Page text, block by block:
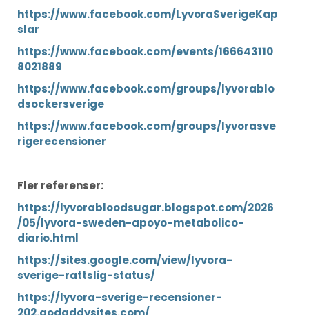
https://www.facebook.com/LyvoraSverigeKap
slar
https://www.facebook.com/events/166643110
8021889
https://www.facebook.com/groups/lyvorablo
dsockersverige
https://www.facebook.com/groups/lyvorasve
rigerecensioner
Fler referenser:
https://lyvorabloodsugar.blogspot.com/2026
/05/lyvora-sweden-apoyo-metabolico-
diario.html
https://sites.google.com/view/lyvora-
sverige-rattslig-status/
https://lyvora-sverige-recensioner-